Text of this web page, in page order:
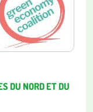
DU NORD ET DU